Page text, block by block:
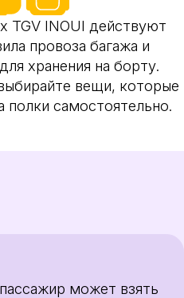
TGV INOUI действуют
провоза багажа и
хранения на борту.
вещи, которые
самостоятельно.
может взять